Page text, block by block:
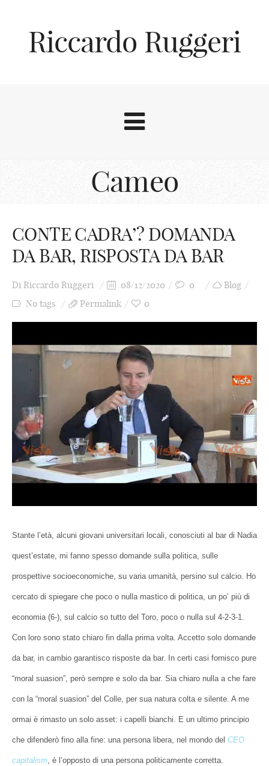
Riccardo Ruggeri
Cameo
CONTE CADRA’? DOMANDA
DA BAR, RISPOSTA DA BAR
Di Riccardo Ruggeri 08/12/2020 0
Blog
No tags
Permalink 0
Stante l’età, alcuni giovani universitari locali, conosciuti al bar di Nadia
quest’estate, mi fanno spesso domande sulla politica, sulle
prospettive socioeconomiche, su varia umanità, persino sul calcio. Ho
cercato di spiegare che poco o nulla mastico di politica, un po’ più di
economia (6-), sul calcio so tutto del Toro, poco o nulla sul 4-2-3-1.
Con loro sono stato chiaro fin dalla prima volta. Accetto solo domande
da bar, in cambio garantisco risposte da bar. In certi casi fornisco pure
“moral suasion”, però sempre e solo da bar. Sia chiaro nulla a che fare
con la “moral suasion” del Colle, per sua natura colta e silente. A me
ormai è rimasto un solo asset: i capelli bianchi. E un ultimo principio
che difenderò fino alla fine: una persona libera, nel mondo del CEO
capitalism, è l’opposto di una persona politicamente corretta.